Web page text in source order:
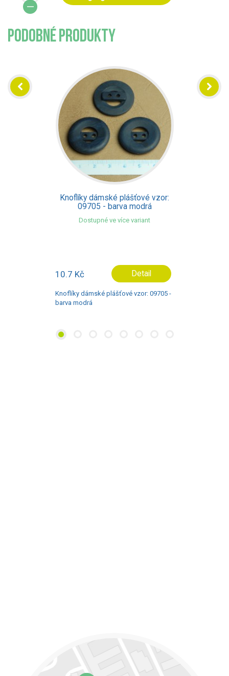
PODOBNÉ PRODUKTY
Knoflíky dámské plášťové vzor:
09705 - barva modrá
Dostupné ve více variant
10.7 Kč Detail
Knoflíky dámské plášťové vzor: 09705 -
barva modrá